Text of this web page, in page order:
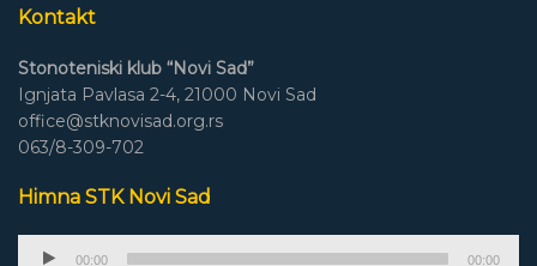
Kontakt
Stonoteniski klub “Novi Sad”
Ignjata Pavlasa 2-4, 21000 Novi Sad
office@stknovisad.org.rs
063/8-309-702
Himna STK Novi Sad
Audio
00:00 00:00